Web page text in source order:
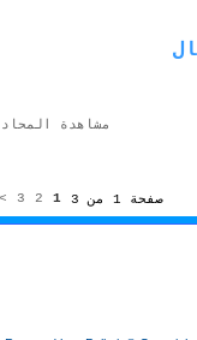
مشاهدة
صفحة 1 من 3 1
2
3
>